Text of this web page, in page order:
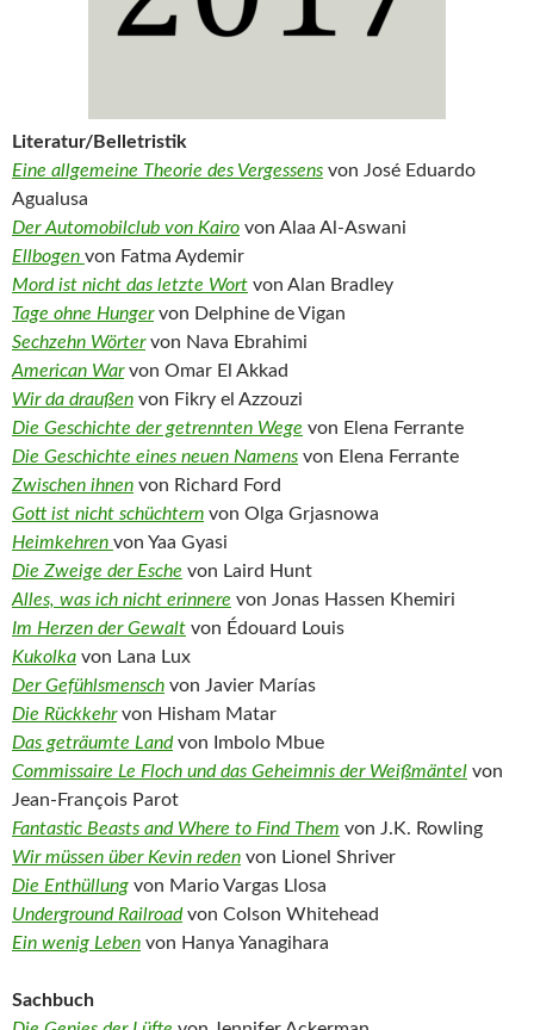
Literatur/Belletristik
Eine allgemeine Theorie des Vergessens von José Eduardo
Agualusa
Der Automobilclub von Kairo von Alaa Al-Aswani
Ellbogen von Fatma Aydemir
Mord ist nicht das letzte Wort von Alan Bradley
Tage ohne Hungervon Delphine de Vigan
Sechzehn Wörtervon Nava Ebrahimi
American Warvon Omar El Akkad
Wir da draußen von Fikry el Azzouzi
Die Geschichte der getrennten Wege von Elena Ferrante
Die Geschichte eines neuen Namens von Elena Ferrante
Zwischen ihnen von Richard Ford
Gott ist nicht schüchtern von Olga Grjasnowa
Heimkehren von Yaa Gyasi
Die Zweige der Esche von Laird Hunt
Alles, was ich nicht erinnere von Jonas Hassen Khemiri
Im Herzen der Gewalt von Édouard Louis
Kukolka von Lana Lux
Der Gefühlsmensch von Javier Marías
Die Rückkehrvon Hisham Matar
Das geträumte Landvon Imbolo Mbue
Commissaire Le Floch und das Geheimnis der Weißmäntel von
Jean-François Parot
Fantastic Beasts and Where to Find Them von J.K. Rowling
Wir müssen über Kevin reden von Lionel Shriver
Die Enthüllung von Mario Vargas Llosa
Underground Railroadvon Colson Whitehead
Ein wenig Leben von Hanya Yanagihara
Sachbuch